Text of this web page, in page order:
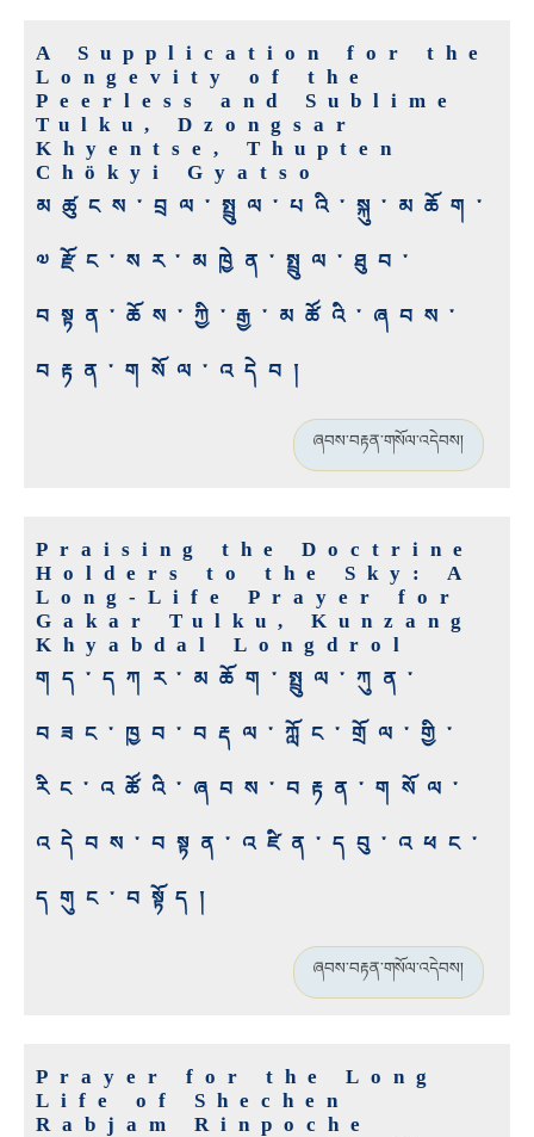
A Supplication for the
Longevity of the
Peerless and Sublime
Tulku, Dzongsar
Khyentse, Thupten
Chökyi Gyatso
མཚུངས་བྲལ་སྤྲུལ་པའི་སྐུ་མཆོག་
༧རྫོང་སར་མཁྱེན་སྤྲུལ་ཐུབ་
བསྟན་ཆོས་ཀྱི་རྒྱ་མཚོའི་ཞབས་
བརྟན་གསོལ་འདེབ།
ཞབས་བརྟན་གསོལ་འདེབས།
Praising the Doctrine
Holders to the Sky: A
Long-Life Prayer for
Gakar Tulku, Kunzang
Khyabdal Longdrol
གད་དཀར་མཆོག་སྤྲུལ་ཀུན་
བཟང་ཁྱབ་བརྡལ་ཀློང་གྲོལ་གྱི་
རིང་འཚོའི་ཞབས་བརྟན་གསོལ་
འདེབས་བསྟན་འཛིན་དབུ་འཕང་
དགུང་བསྟོད།
ཞབས་བརྟན་གསོལ་འདེབས།
Prayer for the Long
Life of Shechen
Rabjam Rinpoche